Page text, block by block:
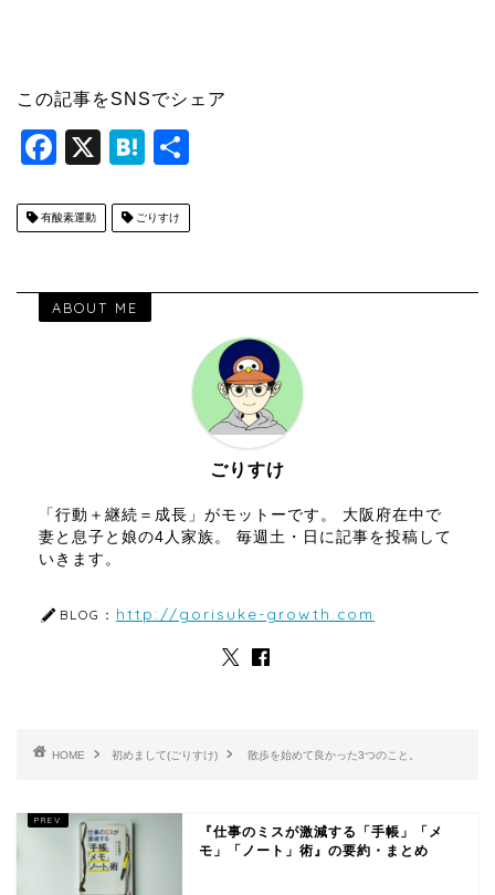
この記事をSNSでシェア
F
c
b
o
X
H
e
a
有酸素運動 ごりすけ
ABOUT ME
ごりすけ
「行動＋継続＝成長」がモットーです。 大阪府在中で
妻と息子と娘の4人家族。 毎週土・日に記事を投稿して
いきます。
BLOG： http://gorisuke-growth.com
HOME 初めまして(ごりすけ) 散歩を始めて良かった3つのこと。
『仕事のミスが激減する「手帳」「メ
モ」「ノート」術』の要約・まとめ